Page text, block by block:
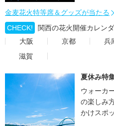
金麦花火特等席＆グッズが当たる
CHECK!
関西の花火開催カレン
大阪
京都 兵
滋賀
夏休み特
ウォーカ
の楽しみ
かけスポ